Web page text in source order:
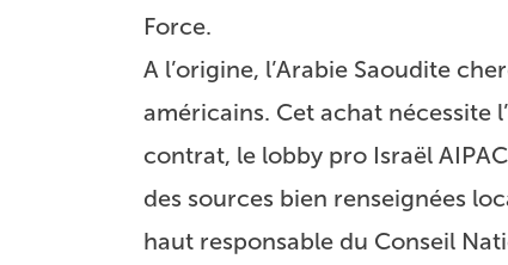
Force.
A l’origine, l’Arabie Saoudite
américains. Cet achat nécessite
contrat, le lobby pro Israël
des sources bien renseignées
haut responsable du Conseil